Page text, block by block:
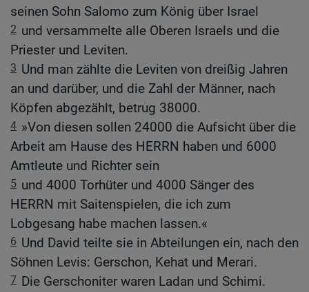
seinen Sohn Salomo zum König über Israel
2 und versammelte alle Oberen Israels und die
Priester und Leviten.
3 Und man zählte die Leviten von dreißig Jahren
an und darüber, und die Zahl der Männer, nach
Köpfen abgezählt, betrug 38000.
4 »Von diesen sollen 24000 die Aufsicht über die
Arbeit am Hause des HERRN haben und 6000
Amtleute und Richter sein
5 und 4000 Torhüter und 4000 Sänger des
HERRN mit Saitenspielen, die ich zum
Lobgesang habe machen lassen.«
6 Und David teilte sie in Abteilungen ein, nach den
Söhnen Levis: Gerschon, Kehat und Merari.
7 Die Gerschoniter waren Ladan und Schimi.